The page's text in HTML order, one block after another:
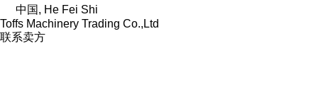
中国, He Fei Shi
Toffs Machinery Trading Co.,Ltd
联系卖方